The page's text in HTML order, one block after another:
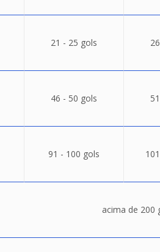
21 - 25 gols
46 - 50 gols
91 - 100 gols
acima de 200